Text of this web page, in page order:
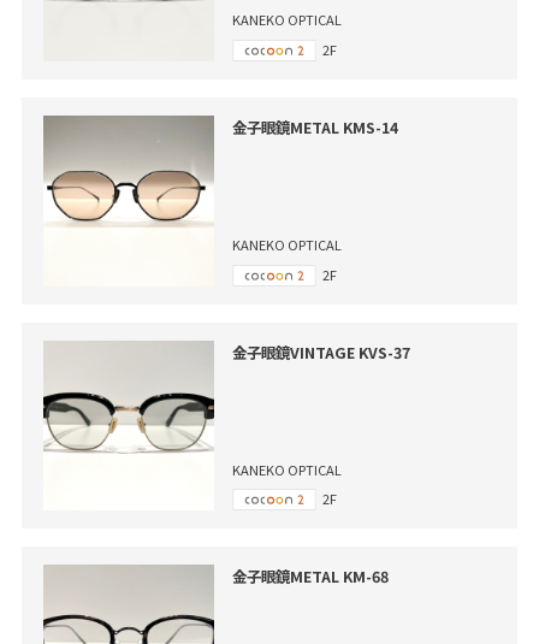
KANEKO OPTICAL
2F
金子眼鏡METAL KMS-14
KANEKO OPTICAL
2F
金子眼鏡VINTAGE KVS-37
KANEKO OPTICAL
2F
金子眼鏡METAL KM-68